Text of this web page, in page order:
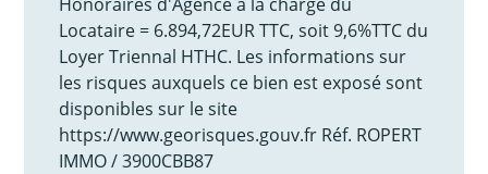
Locataire = 6.894,72EUR TTC, soit 9,6%TTC du
Loyer Triennal HTHC. Les informations sur
les risques auxquels ce bien est exposé sont
disponibles sur le site
https://www.georisques.gouv.fr Réf. ROPERT
IMMO / 3900CBB87